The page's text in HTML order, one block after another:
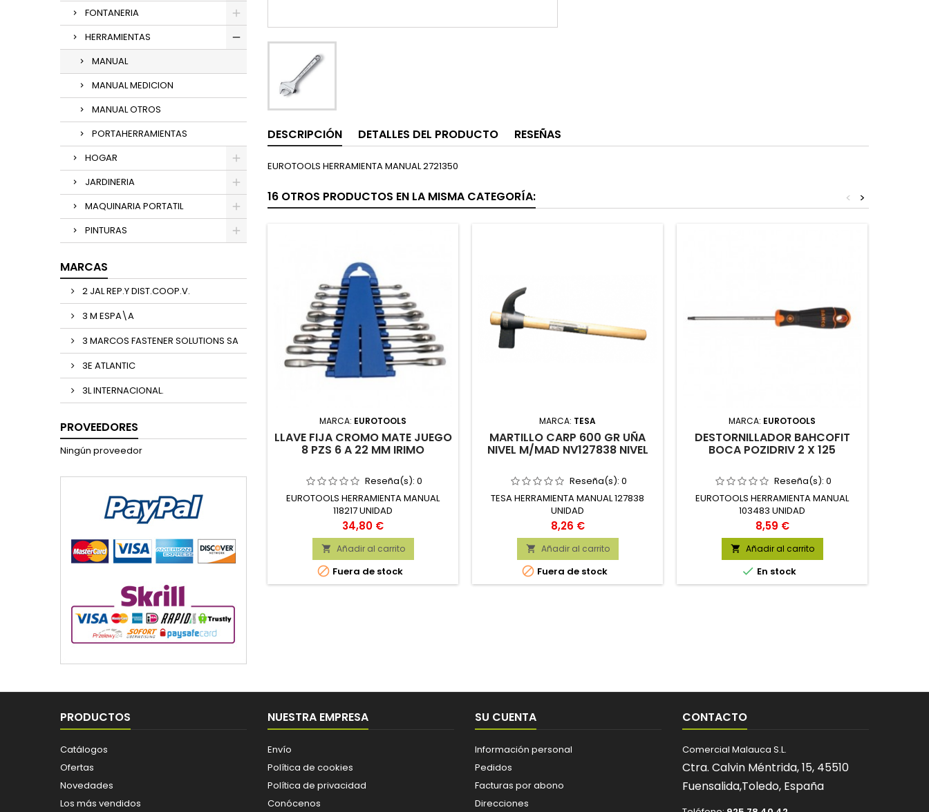
FONTANERIA
HERRAMIENTAS
MANUAL
MANUAL MEDICION
MANUAL OTROS
PORTAHERRAMIENTAS
HOGAR
JARDINERIA
MAQUINARIA PORTATIL
PINTURAS
MARCAS
2 JAL REP.Y DIST.COOP.V.
3 M ESPA\A
3 MARCOS FASTENER SOLUTIONS SA
3E ATLANTIC
3L INTERNACIONAL.
PROVEEDORES
Ningún proveedor
DESCRIPCIÓN DETALLES DEL PRODUCTO RESEÑAS
EUROTOOLS HERRAMIENTA MANUAL 2721350
16 OTROS PRODUCTOS EN LA MISMA CATEGORÍA: >
<
MARCA: EUROTOOLS
LLAVE FIJA CROMO MATE JUEGO
8 PZS 6 A 22 MM IRIMO
Reseña(s): 0
EUROTOOLS HERRAMIENTA MANUAL
118217 UNIDAD
Precio
34,80 €
 Añadir al carrito
 Fuera de stock
MARCA: TESA
MARTILLO CARP 600 GR UÑA
NIVEL M/MAD NV127838 NIVEL
Reseña(s): 0
TESA HERRAMIENTA MANUAL 127838
UNIDAD
Precio
8,26 €
 Añadir al carrito
 Fuera de stock
MARCA: EUROTOOLS
DESTORNILLADOR BAHCOFIT
BOCA POZIDRIV 2 X 125
Reseña(s): 0
EUROTOOLS HERRAMIENTA MANUAL
103483 UNIDAD
Precio
8,59 €
 Añadir al carrito
 En stock
PRODUCTOS
Catálogos
Ofertas
Novedades
Los más vendidos
NUESTRA EMPRESA
Envío
Política de cookies
Política de privacidad
Conócenos
SU CUENTA
Información personal
Pedidos
Facturas por abono
Direcciones
CONTACTO
Comercial Malauca S.L.
Ctra. Calvin Méntrida, 15, 45510
Fuensalida,Toledo, España